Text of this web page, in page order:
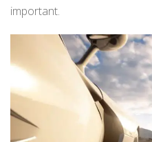
important.